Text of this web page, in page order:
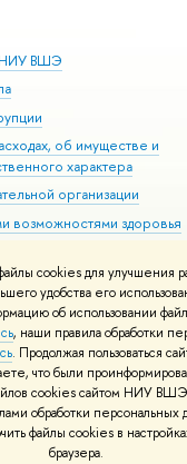
cookies для улучшения
удобства его
об использовании
, наши правила обработки
. Продолжая пользоваться
что были
cookies сайтом НИУ ВШЭ
обработки персональных
файлы cookies в
браузера.
НИУ ВШЭ
об имуществе и
характера
организации
возможностями здоровья
Адреса и контакты
Карта
Slab разработаны вШколе